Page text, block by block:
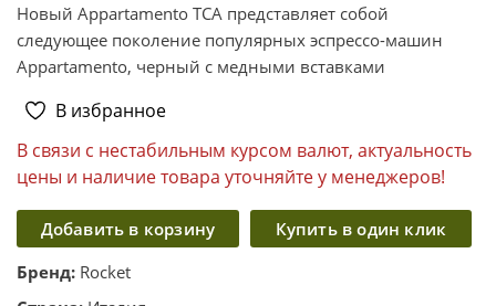
Новый Appartamento TCA представляет собой
следующее поколение популярных эспрессо-машин
Appartamento, черный с медными вставками
В избранное
В связи с нестабильным курсом валют, актуальность
цены и наличие товара уточняйте у менеджеров!
Добавить в корзину
Купить в один клик
Бренд: Rocket